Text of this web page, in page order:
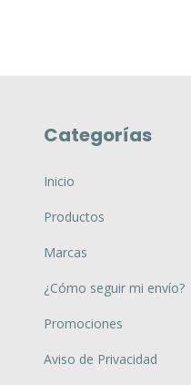
Categorías
Inicio
Productos
Marcas
¿Cómo seguir mi envío?
Promociones
Aviso de Privacidad